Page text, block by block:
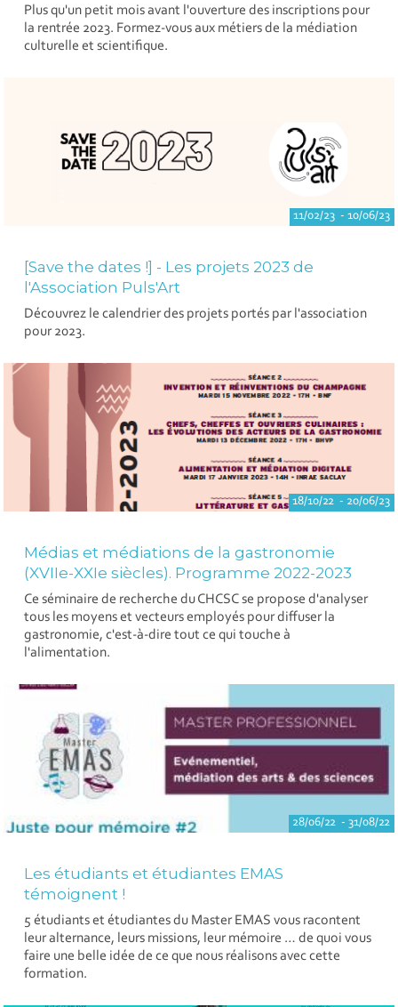
Plus qu'un petit mois avant l'ouverture des inscriptions pour
la rentrée 2023. Formez-vous aux métiers de la médiation
culturelle et scientifique.
11/02/23 - 10/06/23
[Save the dates !] - Les projets 2023 de
l'Association Puls'Art
Découvrez le calendrier des projets portés par l'association
pour 2023.
18/10/22 - 20/06/23
Médias et médiations de la gastronomie
(XVIIe-XXIe siècles). Programme 2022-2023
Ce séminaire de recherche du CHCSC se propose d'analyser
tous les moyens et vecteurs employés pour diffuser la
gastronomie, c'est-à-dire tout ce qui touche à
l'alimentation.
28/06/22 - 31/08/22
Les étudiants et étudiantes EMAS
témoignent !
5 étudiants et étudiantes du Master EMAS vous racontent
leur alternance, leurs missions, leur mémoire … de quoi vous
faire une belle idée de ce que nous réalisons avec cette
formation.